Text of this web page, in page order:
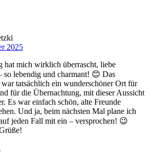
2025
hat mich wirklich überrascht, liebe
so lebendig und charmant! 😊 Das
war tatsächlich ein wunderschöner Ort für
für die Übernachtung, mit dieser Aussicht
Es war einfach schön, alte Freunde
Und ja, beim nächsten Mal plane ich
jeden Fall mit ein – versprochen! 😉